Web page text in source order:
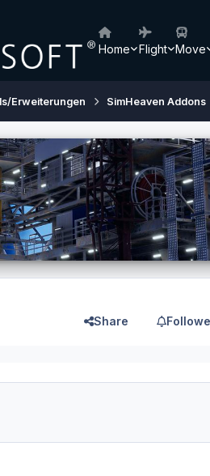
Home Flight Move
Erweiterungen SimHeaven Addons
Share